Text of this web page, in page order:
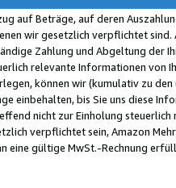
auf Beträge, auf deren
wir gesetzlich verpflichtet
Zahlung und Abgeltung der
relevante Informationen von
können wir (kumulativ zu
einbehalten, bis Sie uns diese
nicht zur Einholung
verpflichtet sein, Amazon
eine gültige MwSt.-Rechnung